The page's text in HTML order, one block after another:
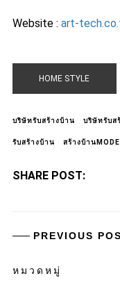
Website : art-
HOME STYLE
บริษัทรับสร้างบ้าน บริษัทรับส
รับสร้างบ้าน สร้างบ้าน
SHARE POST:
PREVIOUS
หมวดหมู่